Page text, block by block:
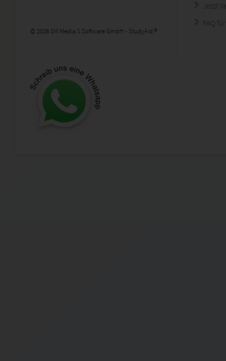
© 2026 1M Media & Software GmbH - StudyAid ®
Jetzt
FAQ